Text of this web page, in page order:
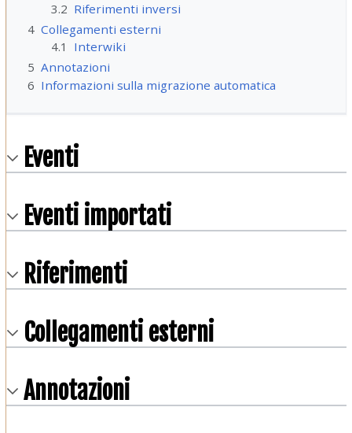
3.2 Riferimenti inversi
4 Collegamenti esterni
4.1
Interwiki
5 Annotazioni
6 Informazioni sulla migrazione automatica
Eventi
Eventi importati
Riferimenti
Collegamenti esterni
Annotazioni